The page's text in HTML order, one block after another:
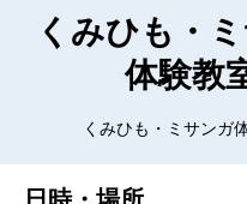
くみひも・
体験教
くみひも・ミサンガ